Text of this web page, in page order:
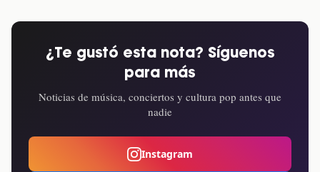
¿Te gustó esta nota? Síguenos
para más
Noticias de música, conciertos y cultura pop antes que
nadie
Instagram